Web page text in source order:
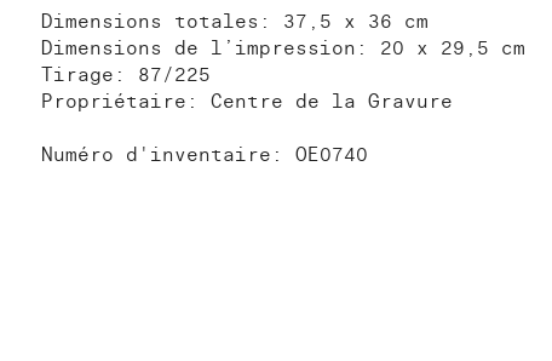
Dimensions totales: 37,5 x 36 cm
Dimensions de l’impression: 20 x 29,5 cm
Tirage: 87/225
Propriétaire: Centre de la Gravure
Numéro d'inventaire: OE0740